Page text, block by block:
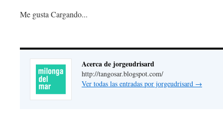
Me gusta Cargando...
Acerca de jorgeudrisard
http://tangosar.blogspot.com/
Ver todas las entradas por jorgeudrisard →